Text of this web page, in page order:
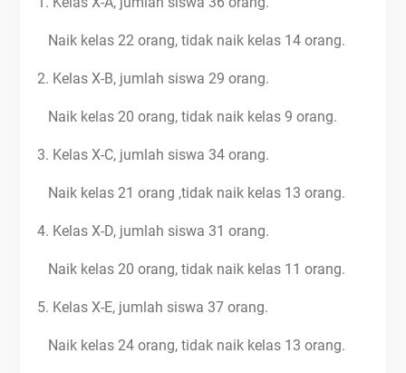
Naik kelas 22 orang, tidak naik kelas 14 orang.
2. Kelas X-B, jumlah siswa 29 orang.
Naik kelas 20 orang, tidak naik kelas 9 orang.
3. Kelas X-C, jumlah siswa 34 orang.
Naik kelas 21 orang ,tidak naik kelas 13 orang.
4. Kelas X-D, jumlah siswa 31 orang.
Naik kelas 20 orang, tidak naik kelas 11 orang.
5. Kelas X-E, jumlah siswa 37 orang.
Naik kelas 24 orang, tidak naik kelas 13 orang.